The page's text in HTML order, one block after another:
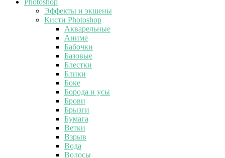
Photoshop
Эффекты и экшены
Кисти Photoshop
Акварельные
Аниме
Бабочки
Базовые
Блестки
Блики
Боке
Борода и усы
Брови
Брызги
Бумага
Ветки
Взрыв
Вода
Волосы